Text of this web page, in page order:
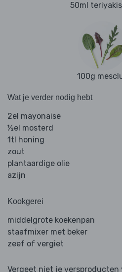
50ml
100g
Wat je verder nodig hebt
2el mayonaise
½el mosterd
1tl honing
zout
plantaardige olie
azijn
Kookgerei
middelgrote koekenpan
staafmixer met beker
zeef of vergiet
Vergeet niet je